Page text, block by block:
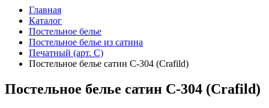
Главная
Каталог
Постельное белье
Постельное белье из сатина
Печатный (арт. С)
Постельное белье сатин С-304 (Crafild)
Постельное белье сатин С-304 (Crafild)